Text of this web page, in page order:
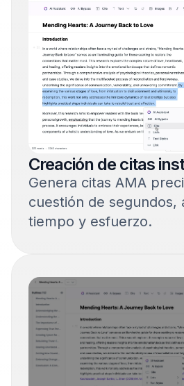
Creación de citas
Genera citas AMA
cuestión de segundos,
tiempo y esfuerzo.